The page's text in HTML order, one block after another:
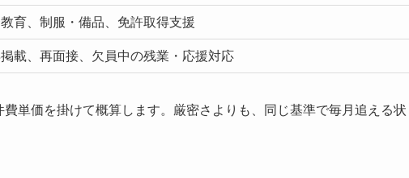
育、制服・備品、免許取得支援
載、再面接、欠員中の残業・応援対応
単価を掛けて概算します。厳密さよりも、同じ基準で毎月追える状